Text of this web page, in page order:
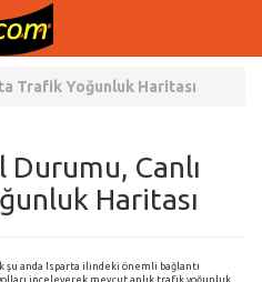
Trafik Yoğunluk Haritası
Canlı
Haritası
şu anda Isparta ilindeki önemli bağlantı
inceleyerek mevcut anlık trafik yoğunluk